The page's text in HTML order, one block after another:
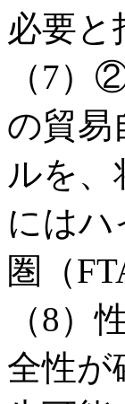
必要と
（7）
の貿易
ルを、
には
圏（
（8）
全性が